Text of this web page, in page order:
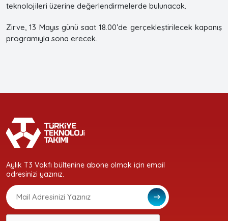
teknolojileri üzerine değerlendirmelerde bulunacak.
Zirve, 13 Mayıs günü saat 18.00’de gerçekleştirilecek kapanış
programıyla sona erecek.
Aylık T3 Vakfı bültenine abone olmak için email
adresinizi yazınız.